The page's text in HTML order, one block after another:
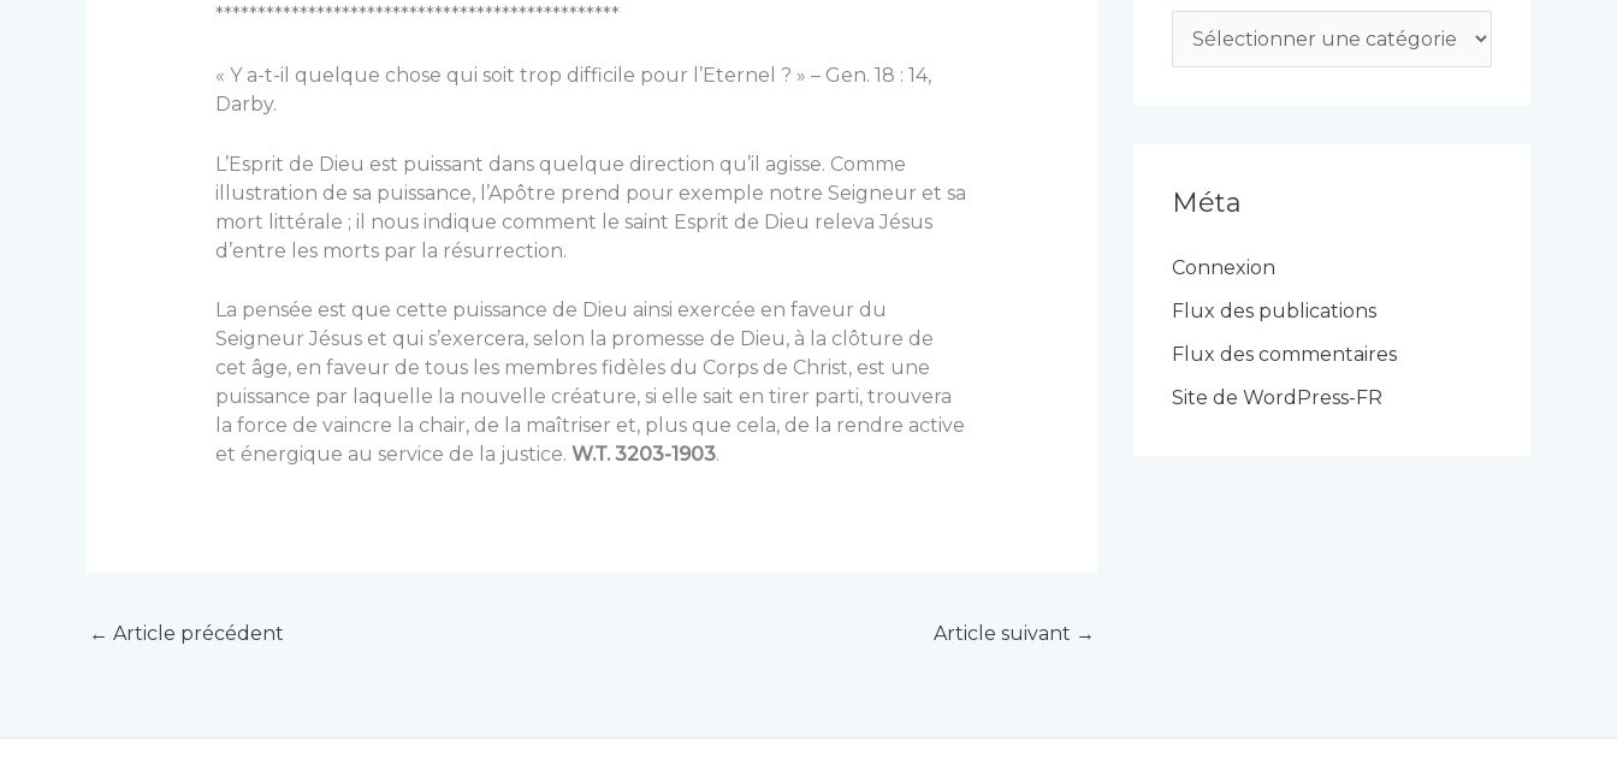
************************************************
« Y a-t-il quelque chose qui soit trop difficile pour l’Eternel ? » – Gen. 18 : 14,
Darby.
L’Esprit de Dieu est puissant dans quelque direction qu’il agisse. Comme
illustration de sa puissance, l’Apôtre prend pour exemple notre Seigneur et sa
mort littérale ; il nous indique comment le saint Esprit de Dieu releva Jésus
d’entre les morts par la résurrection.
La pensée est que cette puissance de Dieu ainsi exercée en faveur du
Seigneur Jésus et qui s’exercera, selon la promesse de Dieu, à la clôture de
cet âge, en faveur de tous les membres fidèles du Corps de Christ, est une
puissance par laquelle la nouvelle créature, si elle sait en tirer parti, trouvera
la force de vaincre la chair, de la maîtriser et, plus que cela, de la rendre active
et énergique au service de la justice. W.T. 3203-1903.
← Article précédent Article suivant →
a
r
i
Méta
Connexion
Flux des publications
Flux des commentaires
Site de WordPress-FR